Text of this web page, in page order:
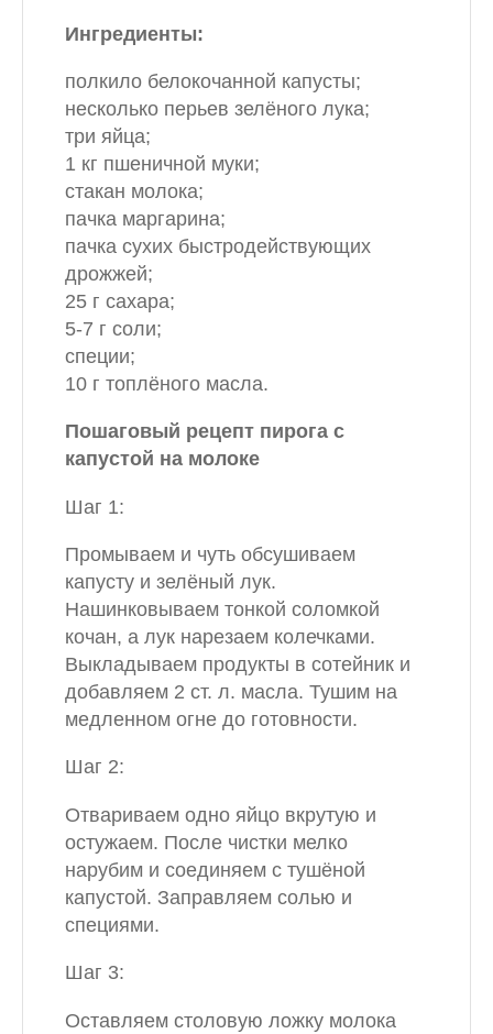
Ингредиенты:
полкило белокочанной капусты;
несколько перьев зелёного лука;
три яйца;
1 кг пшеничной муки;
стакан молока;
пачка маргарина;
пачка сухих быстродействующих
дрожжей;
25 г сахара;
5-7 г соли;
специи;
10 г топлёного масла.
Пошаговый рецепт пирога с
капустой на молоке
Шаг 1:
Промываем и чуть обсушиваем
капусту и зелёный лук.
Нашинковываем тонкой соломкой
кочан, а лук нарезаем колечками.
Выкладываем продукты в сотейник и
добавляем 2 ст. л. масла. Тушим на
медленном огне до готовности.
Шаг 2:
Отвариваем одно яйцо вкрутую и
остужаем. После чистки мелко
нарубим и соединяем с тушёной
капустой. Заправляем солью и
специями.
Шаг 3:
Оставляем столовую ложку молока